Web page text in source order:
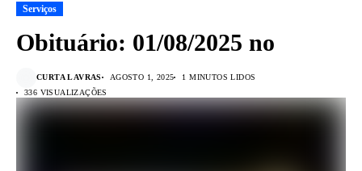
Serviços
Obituário: 01/08/2025 no
CURTA LAVRAS AGOSTO 1, 2025
1 MINUTOS LIDOS
336 VISUALIZAÇÕES